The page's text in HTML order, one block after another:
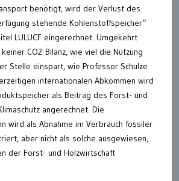
benötigt, wird der Verlust des
stehende Kohlenstoffspeicher“
LULUCF eingerechnet. Umgekehrt
CO2-Bilanz, wie viel die Nutzung
Stelle einspart, wie Professor Schulze
internationalen Abkommen wird
als Beitrag des Forst- und
angerechnet. Die
wird als Abnahme im Verbrauch fossiler
aber nicht als solche ausgewiesen,
der Forst- und Holzwirtschaft